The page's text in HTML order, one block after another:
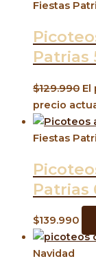
Fiestas
Patrias
$129.990 El
precio
Fiestas
Patrias
$139.990
Navidad